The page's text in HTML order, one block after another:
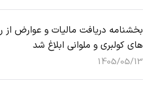
بخشنامه دریافت مالیات و عوارض از
های کولبری و ملوانی ابلاغ شد
1405/05/13